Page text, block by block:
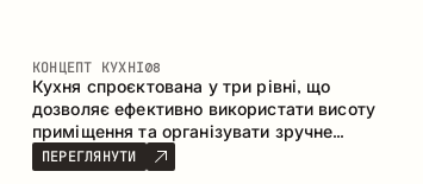
КОНЦЕПТ КУХНІ08
Кухня спроєктована у три рівні, що
дозволяє ефективно використати висоту
приміщення та організувати зручне
зберігання. Лінійна конфігурація
підкреслює лаконічність і цілісність
ПЕРЕГЛЯНУТИ